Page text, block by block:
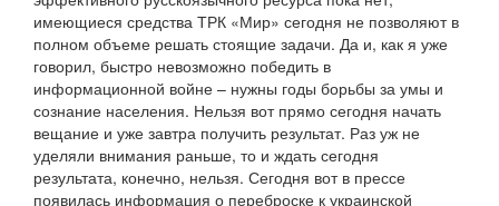
имеющиеся средства ТРК «Мир» сегодня не позволяют в
полном объеме решать стоящие задачи. Да и, как я уже
говорил, быстро невозможно победить в
информационной войне – нужны годы борьбы за умы и
сознание населения. Нельзя вот прямо сегодня начать
вещание и уже завтра получить результат. Раз уж не
уделяли внимания раньше, то и ждать сегодня
результата, конечно, нельзя. Сегодня вот в прессе
появилась информация о переброске к украинской